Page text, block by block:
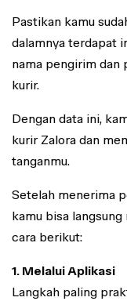
Pastikan kamu
dalamnya terdapat
nama pengirim dan
kurir.
Dengan data ini,
kurir Zalora dan
tanganmu.
Setelah menerima
kamu bisa
cara berikut:
1. Melalui Aplikasi
Langkah paling